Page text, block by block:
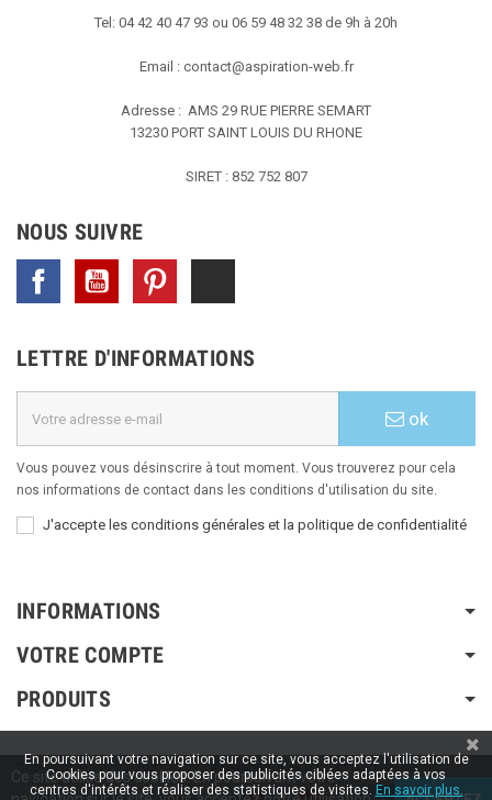
Tel: 04 42 40 47 93 ou 06 59 48 32 38 de 9h à 20h
Email : contact@aspiration-web.fr
Adresse : AMS 29 RUE PIERRE SEMART
13230 PORT SAINT LOUIS DU RHONE
SIRET : 852 752 807
NOUS SUIVRE
Facebook YouTube
LETTRE D'INFORMATIONS
ok
Vous pouvez vous désinscrire à tout moment. Vous trouverez pour cela
nos informations de contact dans les conditions d'utilisation du site.
J'accepte les conditions générales et la politique de confidentialité
INFORMATIONS
VOTRE COMPTE
PRODUITS
Copyright © 2020 / 2022 / 2023Aspiration-ams.fr| Fait par ESH-dev.fr
Ce site utilise des cookies. En poursuivant votre
En poursuivant votre navigation sur ce site, vous acceptez l'utilisation de
Cookies pour vous proposer des publicités ciblées adaptées à vos
centres d'intérêts et réaliser des statistiques de visites. En savoir plus.